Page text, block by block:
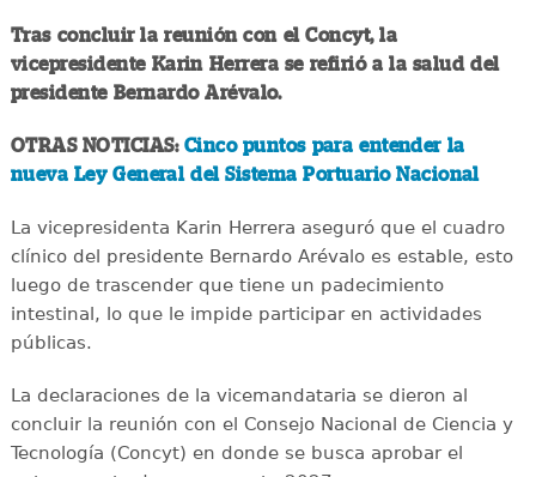
Tras concluir la reunión con el Concyt, la
vicepresidente Karin Herrera se refirió a la salud del
presidente Bernardo Arévalo.
OTRAS NOTICIAS: Cinco puntos para entender la
nueva Ley General del Sistema Portuario Nacional
La vicepresidenta Karin Herrera aseguró que el cuadro
clínico del presidente Bernardo Arévalo es estable, esto
luego de trascender que tiene un padecimiento
intestinal, lo que le impide participar en actividades
públicas.
La declaraciones de la vicemandataria se dieron al
concluir la reunión con el Consejo Nacional de Ciencia y
Tecnología (Concyt) en donde se busca aprobar el